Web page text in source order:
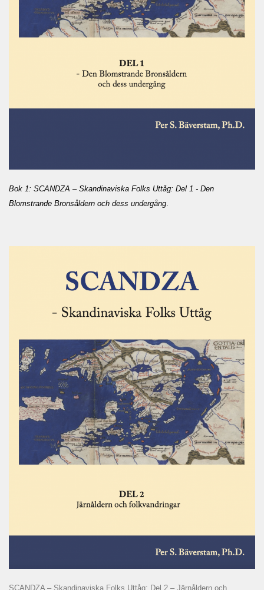
Bok 1: SCANDZA – Skandinaviska Folks Uttåg: Del 1 - Den
Blomstrande Bronsåldern och dess undergång
SCANDZA – Skandinaviska Folks Uttåg: Del 2 – Järnåldern och